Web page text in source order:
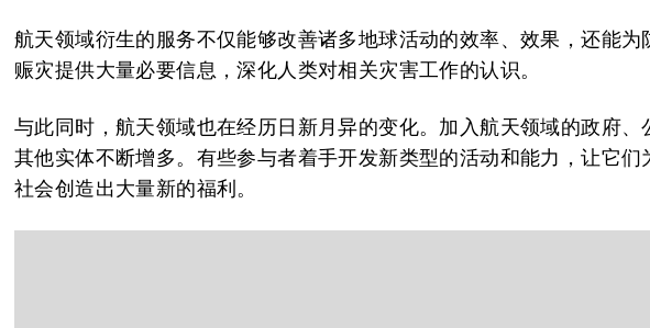
航天领域衍生的服务不仅能够改善诸多地球活动的效率、效果，还能为
赈灾提供大量必要信息，深化人类对相关灾害工作的认识。
与此同时，航天领域也在经历日新月异的变化。加入航天领域的政府、
其他实体不断增多。有些参与者着手开发新类型的活动和能力，让它们
社会创造出大量新的福利。